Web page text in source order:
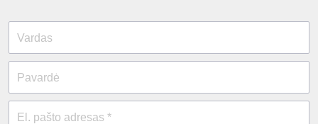
Vardas
Pavardė
El. pašto adresas *